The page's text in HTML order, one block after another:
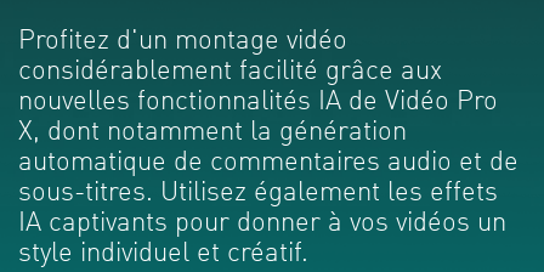
Profitez d'un montage vidéo
considérablement facilité grâce aux
nouvelles fonctionnalités IA de Vidéo Pro
X, dont notamment la génération
automatique de commentaires audio et de
sous-titres. Utilisez également les effets
IA captivants pour donner à vos vidéos un
style individuel et créatif.